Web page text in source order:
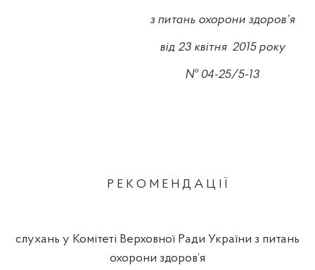
з питань охорони здоров’я
від 23 квітня 2015 року
№ 04-25/5-13
Р Е К О М Е Н Д А Ц І Ї
слухань у Комітеті Верховної Ради України з питань
охорони здоров’я